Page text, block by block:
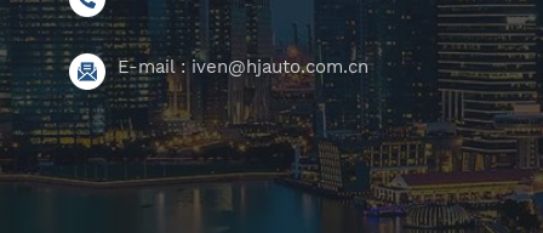
E-mail : iven@hjauto.com.cn